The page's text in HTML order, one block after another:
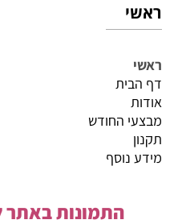
ראשי
ראשי
דף הבית
אודות
מבצעי החודש
תקנון
מידע נוסף
התמונות